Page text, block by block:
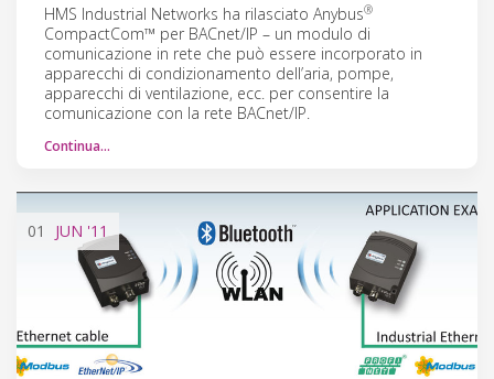
HMS Industrial Networks ha rilasciato Anybus®
CompactCom™ per BACnet/IP – un modulo di
comunicazione in rete che può essere incorporato in
apparecchi di condizionamento dell’aria, pompe,
apparecchi di ventilazione, ecc. per consentire la
comunicazione con la rete BACnet/IP.
Continua…
01 JUN '11